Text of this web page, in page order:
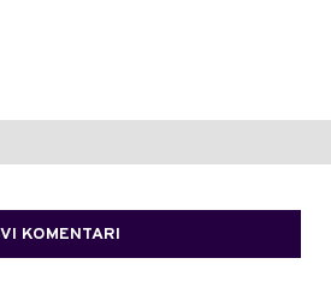
KOMENTARI